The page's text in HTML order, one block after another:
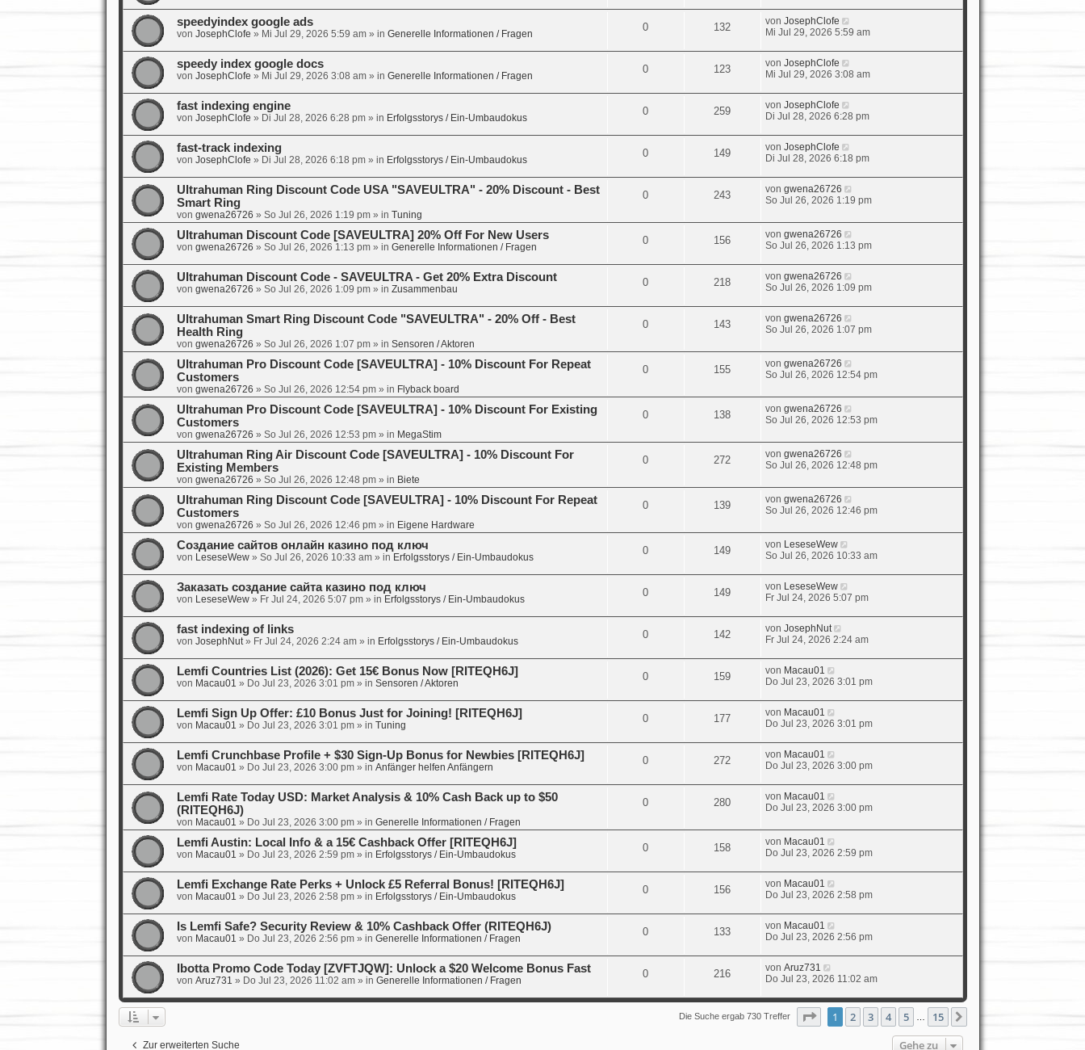
speedyindex google ads
von JosephClofe » Mi Jul 29, 2026 5:59 am» in Generelle Informationen / Fragen
0 132 von JosephClofe
Mi Jul 29, 2026 5:59 am
speedy index google docs
von JosephClofe » Mi Jul 29, 2026 3:08 am» in Generelle Informationen / Fragen
0 123 von JosephClofe
Mi Jul 29, 2026 3:08 am
fast indexing engine
von JosephClofe » Di Jul 28, 2026 6:28 pm» in Erfolgsstorys / Ein-Umbaudokus
0 259 von JosephClofe
Di Jul 28, 2026 6:28 pm
fast-track indexing
von JosephClofe » Di Jul 28, 2026 6:18 pm» in Erfolgsstorys / Ein-Umbaudokus
0 149 von JosephClofe
Di Jul 28, 2026 6:18 pm
Ultrahuman Ring Discount Code USA "SAVEULTRA" - 20% Discount - Best
Smart Ring
von gwena26726 » So Jul 26, 2026 1:19 pm» in Tuning
0 243 von gwena26726
So Jul 26, 2026 1:19 pm
Ultrahuman Discount Code [SAVEULTRA] 20% Off For New Users
von gwena26726 » So Jul 26, 2026 1:13 pm» in Generelle Informationen / Fragen
0 156 von gwena26726
So Jul 26, 2026 1:13 pm
Ultrahuman Discount Code - SAVEULTRA - Get 20% Extra Discount
von gwena26726 » So Jul 26, 2026 1:09 pm» in Zusammenbau
0 218 von gwena26726
So Jul 26, 2026 1:09 pm
Ultrahuman Smart Ring Discount Code "SAVEULTRA" - 20% Off - Best
Health Ring
von gwena26726 » So Jul 26, 2026 1:07 pm» in Sensoren / Aktoren
0 143 von gwena26726
So Jul 26, 2026 1:07 pm
Ultrahuman Pro Discount Code [SAVEULTRA] - 10% Discount For Repeat
Customers
von gwena26726 » So Jul 26, 2026 12:54 pm» in Flyback board
0 155 von gwena26726
So Jul 26, 2026 12:54 pm
Ultrahuman Pro Discount Code [SAVEULTRA] - 10% Discount For Existing
Customers
von gwena26726 » So Jul 26, 2026 12:53 pm» in MegaStim
0 138 von gwena26726
So Jul 26, 2026 12:53 pm
Ultrahuman Ring Air Discount Code [SAVEULTRA] - 10% Discount For
Existing Members
von gwena26726 » So Jul 26, 2026 12:48 pm» in Biete
0 272 von gwena26726
So Jul 26, 2026 12:48 pm
Ultrahuman Ring Discount Code [SAVEULTRA] - 10% Discount For Repeat
Customers
von gwena26726 » So Jul 26, 2026 12:46 pm» in Eigene Hardware
0 139 von gwena26726
So Jul 26, 2026 12:46 pm
Создание сайтов онлайн казино под ключ
von LeseseWew» So Jul 26, 2026 10:33 am» in Erfolgsstorys / Ein-Umbaudokus
0 149 von LeseseWew
So Jul 26, 2026 10:33 am
Заказать создание сайта казино под ключ
von LeseseWew» Fr Jul 24, 2026 5:07 pm» in Erfolgsstorys / Ein-Umbaudokus
0 149 von LeseseWew
Fr Jul 24, 2026 5:07 pm
fast indexing of links
von JosephNut» Fr Jul 24, 2026 2:24 am» in Erfolgsstorys / Ein-Umbaudokus
0 142 von JosephNut
Fr Jul 24, 2026 2:24 am
Lemfi Countries List (2026): Get 15€ Bonus Now [RITEQH6J]
von Macau01 » Do Jul 23, 2026 3:01 pm» in Sensoren / Aktoren
0 159 von Macau01
Do Jul 23, 2026 3:01 pm
Lemfi Sign Up Offer: £10 Bonus Just for Joining! [RITEQH6J]
von Macau01 » Do Jul 23, 2026 3:01 pm» in Tuning
0 177 von Macau01
Do Jul 23, 2026 3:01 pm
Lemfi Crunchbase Profile + $30 Sign-Up Bonus for Newbies [RITEQH6J]
von Macau01 » Do Jul 23, 2026 3:00 pm» in Anfänger helfen Anfängern
0 272 von Macau01
Do Jul 23, 2026 3:00 pm
Lemfi Rate Today USD: Market Analysis & 10% Cash Back up to $50
(RITEQH6J)
von Macau01 » Do Jul 23, 2026 3:00 pm» in Generelle Informationen / Fragen
0 280 von Macau01
Do Jul 23, 2026 3:00 pm
Lemfi Austin: Local Info & a 15€ Cashback Offer [RITEQH6J]
von Macau01 » Do Jul 23, 2026 2:59 pm» in Erfolgsstorys / Ein-Umbaudokus
0 158 von Macau01
Do Jul 23, 2026 2:59 pm
Lemfi Exchange Rate Perks + Unlock £5 Referral Bonus! [RITEQH6J]
von Macau01 » Do Jul 23, 2026 2:58 pm» in Erfolgsstorys / Ein-Umbaudokus
0 156 von Macau01
Do Jul 23, 2026 2:58 pm
Is Lemfi Safe? Security Review & 10% Cashback Offer (RITEQH6J)
von Macau01 » Do Jul 23, 2026 2:56 pm» in Generelle Informationen / Fragen
0 133 von Macau01
Do Jul 23, 2026 2:56 pm
Ibotta Promo Code Today [ZVFTJQW]: Unlock a $20 Welcome Bonus Fast
von Aruz731 » Do Jul 23, 2026 11:02 am» in Generelle Informationen / Fragen
0 216 von Aruz731
Do Jul 23, 2026 11:02 am
Die Suche ergab 730 Treffer Seite von15
1 2 3 4 5 15
Zur erweiterten Suche Gehe zu